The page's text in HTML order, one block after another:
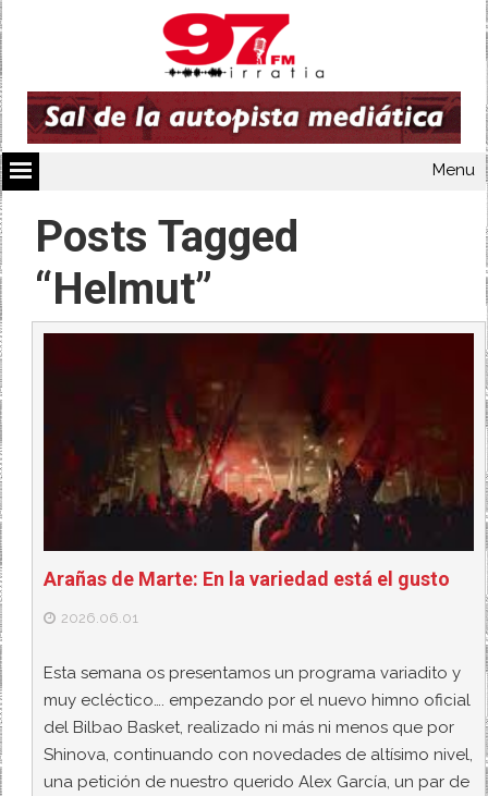
Menu
Posts Tagged
“Helmut”
Arañas de Marte: En la variedad está el gusto
2026.06.01
Esta semana os presentamos un programa variadito y
muy ecléctico…. empezando por el nuevo himno oficial
del Bilbao Basket, realizado ni más ni menos que por
Shinova, continuando con novedades de altísimo nivel,
una petición de nuestro querido Alex García, un par de